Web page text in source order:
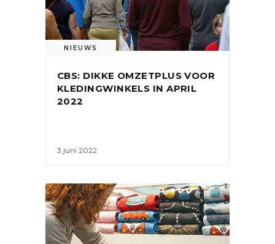
NIEUWS
CBS: DIKKE OMZETPLUS VOOR
KLEDINGWINKELS IN APRIL
2022
3 juni 2022